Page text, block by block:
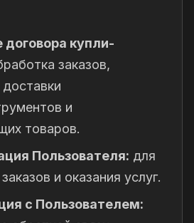
купли-
заказов,
доставки
и
товаров.
Пользователя: для
и оказания услуг.
с Пользователем: